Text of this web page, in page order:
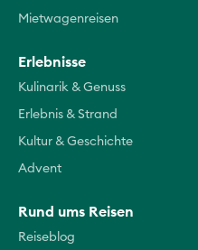
Mietwagenreisen
Erlebnisse
Kulinarik & Genuss
Erlebnis & Strand
Kultur & Geschichte
Advent
Rund ums Reisen
Reiseblog